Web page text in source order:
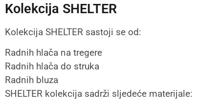
Kolekcija SHELTER
Kolekcija SHELTER sastoji se od:
Radnih hlača na tregere
Radnih hlača do struka
Radnih bluza
SHELTER kolekcija sadrži sljedeće materijale: